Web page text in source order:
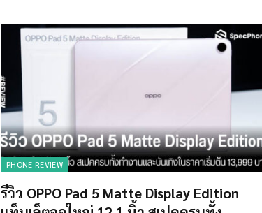
PHONE REVIEW
รีวิว OPPO Pad 5 Matte Display Edition